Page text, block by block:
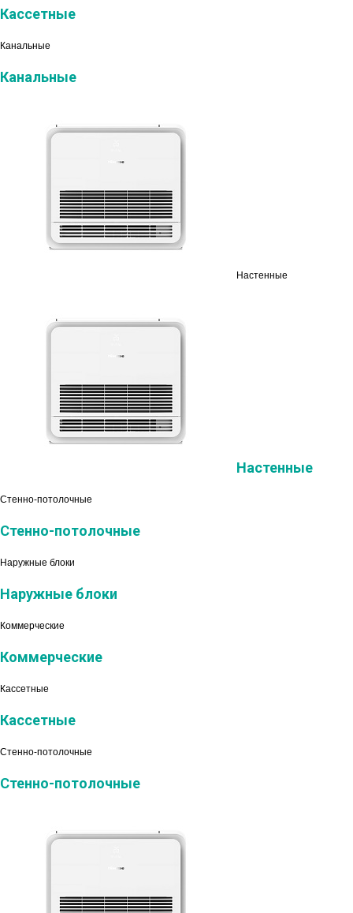
Кассетные
Канальные
Канальные
Настенные
Настенные
Стенно-потолочные
Стенно-потолочные
Наружные блоки
Наружные блоки
Коммерческие
Коммерческие
Кассетные
Кассетные
Стенно-потолочные
Стенно-потолочные